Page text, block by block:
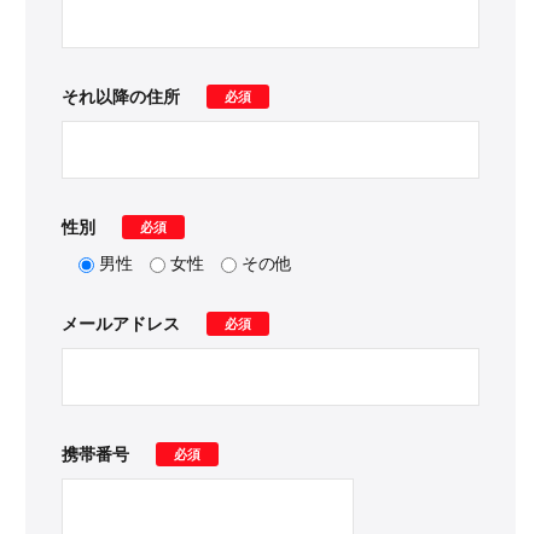
それ以降の住所 必須
性別 必須
男性 女性 その他
メールアドレス 必須
携帯番号 必須